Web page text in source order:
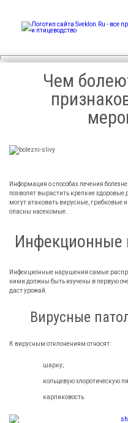
Чем
Информация о способах лечения
позволят вырастить крепкие здоровые
могут атаковать вирусные, грибковые
опасны насекомые.
Инфекционные
Инфекционные нарушения самые
ними должны быть изучены в первую
даст урожай.
Вирусные
К вирусным отклонениям относят:
шарку;
кольцевую хлоротическую
карликовость.